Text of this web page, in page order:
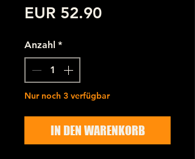
EUR 52.90Preis
Anzahl *
Nur noch 3 verfügbar
IN DEN WARENKORB